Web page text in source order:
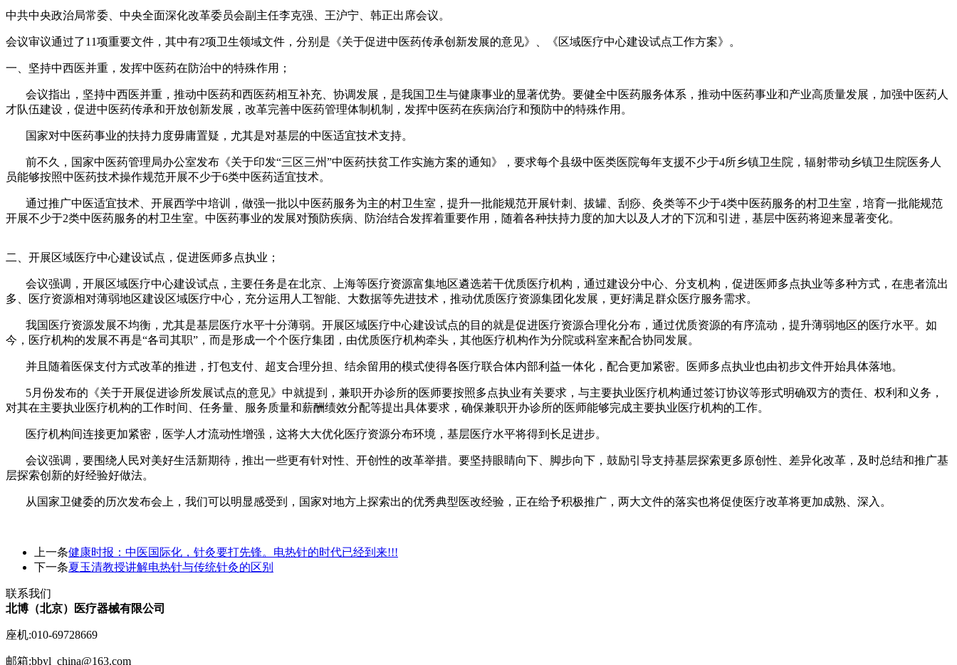
中共中央政治局常委、中央全面深化改革委员会副主任李克强、王沪宁、韩正出席会议。
会议审议通过了11项重要文件，其中有2项卫生领域文件，分别是《关于促进中医药传承创新发展的意见》、《区域医疗中心建设试点工作方案》。
一、坚持中西医并重，发挥中医药在防治中的特殊作用；
会议指出，坚持中西医并重，推动中医药和西医药相互补充、协调发展，是我国卫生与健康事业的显著优势。要健全中医药服务体系，推动中医药事业和产业高质量发展，加强中医药人
才队伍建设，促进中医药传承和开放创新发展，改革完善中医药管理体制机制，发挥中医药在疾病治疗和预防中的特殊作用。
国家对中医药事业的扶持力度毋庸置疑，尤其是对基层的中医适宜技术支持。
前不久，国家中医药管理局办公室发布《关于印发“三区三州”中医药扶贫工作实施方案的通知》，要求每个县级中医类医院每年支援不少于4所乡镇卫生院，辐射带动乡镇卫生院医务人
员能够按照中医药技术操作规范开展不少于6类中医药适宜技术。
通过推广中医适宜技术、开展西学中培训，做强一批以中医药服务为主的村卫生室，提升一批能规范开展针刺、拔罐、刮痧、灸类等不少于4类中医药服务的村卫生室，培育一批能规范
开展不少于2类中医药服务的村卫生室。中医药事业的发展对预防疾病、防治结合发挥着重要作用，随着各种扶持力度的加大以及人才的下沉和引进，基层中医药将迎来显著变化。
二、开展区域医疗中心建设试点，促进医师多点执业；
会议强调，开展区域医疗中心建设试点，主要任务是在北京、上海等医疗资源富集地区遴选若干优质医疗机构，通过建设分中心、分支机构，促进医师多点执业等多种方式，在患者流出
多、医疗资源相对薄弱地区建设区域医疗中心，充分运用人工智能、大数据等先进技术，推动优质医疗资源集团化发展，更好满足群众医疗服务需求。
我国医疗资源发展不均衡，尤其是基层医疗水平十分薄弱。开展区域医疗中心建设试点的目的就是促进医疗资源合理化分布，通过优质资源的有序流动，提升薄弱地区的医疗水平。如
今，医疗机构的发展不再是“各司其职”，而是形成一个个医疗集团，由优质医疗机构牵头，其他医疗机构作为分院或科室来配合协同发展。
并且随着医保支付方式改革的推进，打包支付、超支合理分担、结余留用的模式使得各医疗联合体内部利益一体化，配合更加紧密。医师多点执业也由初步文件开始具体落地。
5月份发布的《关于开展促进诊所发展试点的意见》中就提到，兼职开办诊所的医师要按照多点执业有关要求，与主要执业医疗机构通过签订协议等形式明确双方的责任、权利和义务，
对其在主要执业医疗机构的工作时间、任务量、服务质量和薪酬绩效分配等提出具体要求，确保兼职开办诊所的医师能够完成主要执业医疗机构的工作。
医疗机构间连接更加紧密，医学人才流动性增强，这将大大优化医疗资源分布环境，基层医疗水平将得到长足进步。
会议强调，要围绕人民对美好生活新期待，推出一些更有针对性、开创性的改革举措。要坚持眼睛向下、脚步向下，鼓励引导支持基层探索更多原创性、差异化改革，及时总结和推广基
层探索创新的好经验好做法。
从国家卫健委的历次发布会上，我们可以明显感受到，国家对地方上探索出的优秀典型医改经验，正在给予积极推广，两大文件的落实也将促使医疗改革将更加成熟、深入。
上一条健康时报：中医国际化，针灸要打先锋。电热针的时代已经到来!!!
下一条夏玉清教授讲解电热针与传统针灸的区别
联系我们
北博（北京）医疗器械有限公司
座机:010-69728669
邮箱:bbyl_china@163.com